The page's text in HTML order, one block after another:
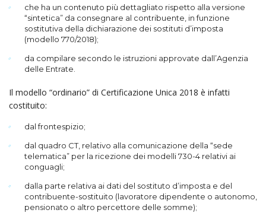
che ha un contenuto più dettagliato rispetto alla versione
“sintetica” da consegnare al contribuente, in funzione
sostitutiva della dichiarazione dei sostituti d’imposta
(modello 770/2018);
da compilare secondo le istruzioni approvate dall’Agenzia
delle Entrate.
Il modello “ordinario” di Certificazione Unica 2018 è infatti
costituito:
dal frontespizio;
dal quadro CT, relativo alla comunicazione della “sede
telematica” per la ricezione dei modelli 730-4 relativi ai
conguagli;
dalla parte relativa ai dati del sostituto d’imposta e del
contribuente-sostituito (lavoratore dipendente o autonomo,
pensionato o altro percettore delle somme);